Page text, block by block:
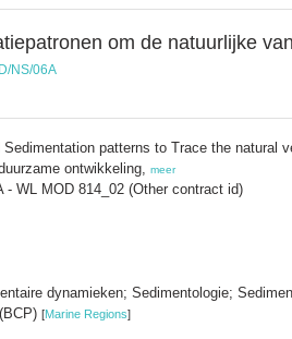
om de natuurlijke
NS/06A
patterns to Trace the natural
ontwikkeling, meer
- WL MOD 814_02 (Other contract id)
dynamieken; Sedimentologie;
[Marine Regions]